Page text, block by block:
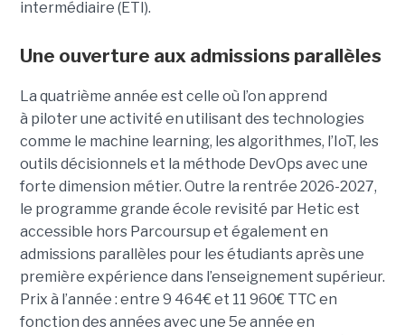
intermédiaire (ETI).
Une ouverture aux admissions parallèles
La quatrième année est celle où l’on apprend
à piloter une activité en utilisant des technologies
comme le machine learning, les algorithmes, l’IoT, les
outils décisionnels et la méthode DevOps avec une
forte dimension métier. Outre la rentrée 2026-2027,
le programme grande école revisité par Hetic est
accessible hors Parcoursup et également en
admissions parallèles pour les étudiants après une
première expérience dans l’enseignement supérieur.
Prix à l’année : entre 9 464€ et 11 960€ TTC en
fonction des années avec une 5e année en